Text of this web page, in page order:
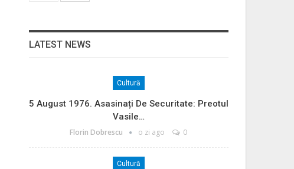
LATEST NEWS
Cultură
5 August 1976. Asasinați De Securitate: Preotul
Vasile…
Florin Dobrescu o zi ago 0
Cultură